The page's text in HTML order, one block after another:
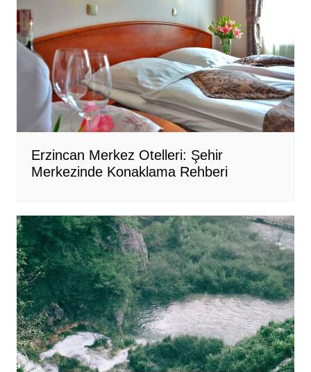
Erzincan Merkez Otelleri: Şehir
Merkezinde Konaklama Rehberi